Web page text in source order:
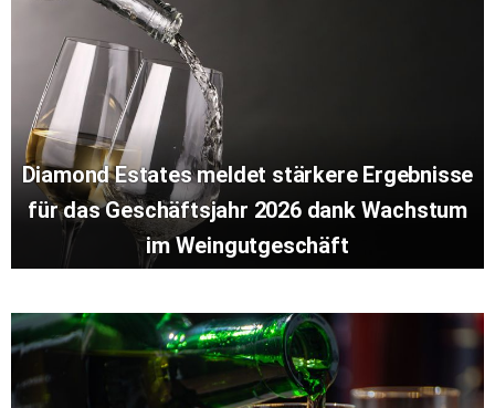
Diamond Estates meldet stärkere Ergebnisse
für das Geschäftsjahr 2026 dank Wachstum
im Weingutgeschäft